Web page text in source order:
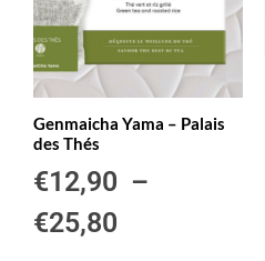
Genmaicha Yama – Palais
des Thés
€12,90 –
€25,80